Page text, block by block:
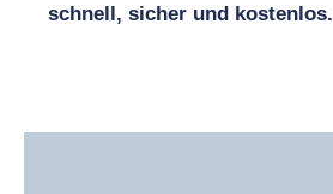
schnell, sicher und kostenlos.